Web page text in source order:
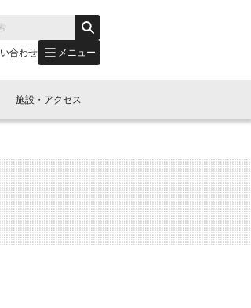
合わせ メニュー
？
施設・アクセス